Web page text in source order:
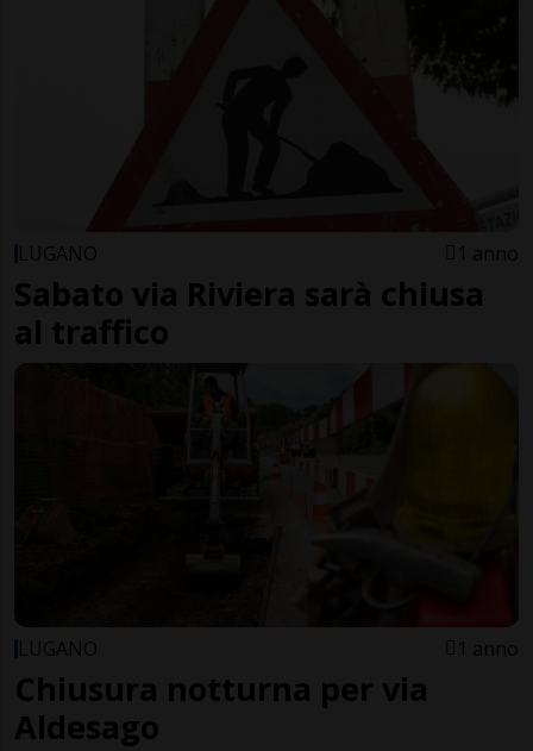
LUGANO 1 anno
Sabato via Riviera sarà chiusa
al traffico
LUGANO 1 anno
Chiusura notturna per via
Aldesago